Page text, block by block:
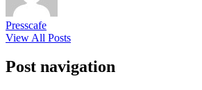
Presscafe
View All Posts
Post navigation